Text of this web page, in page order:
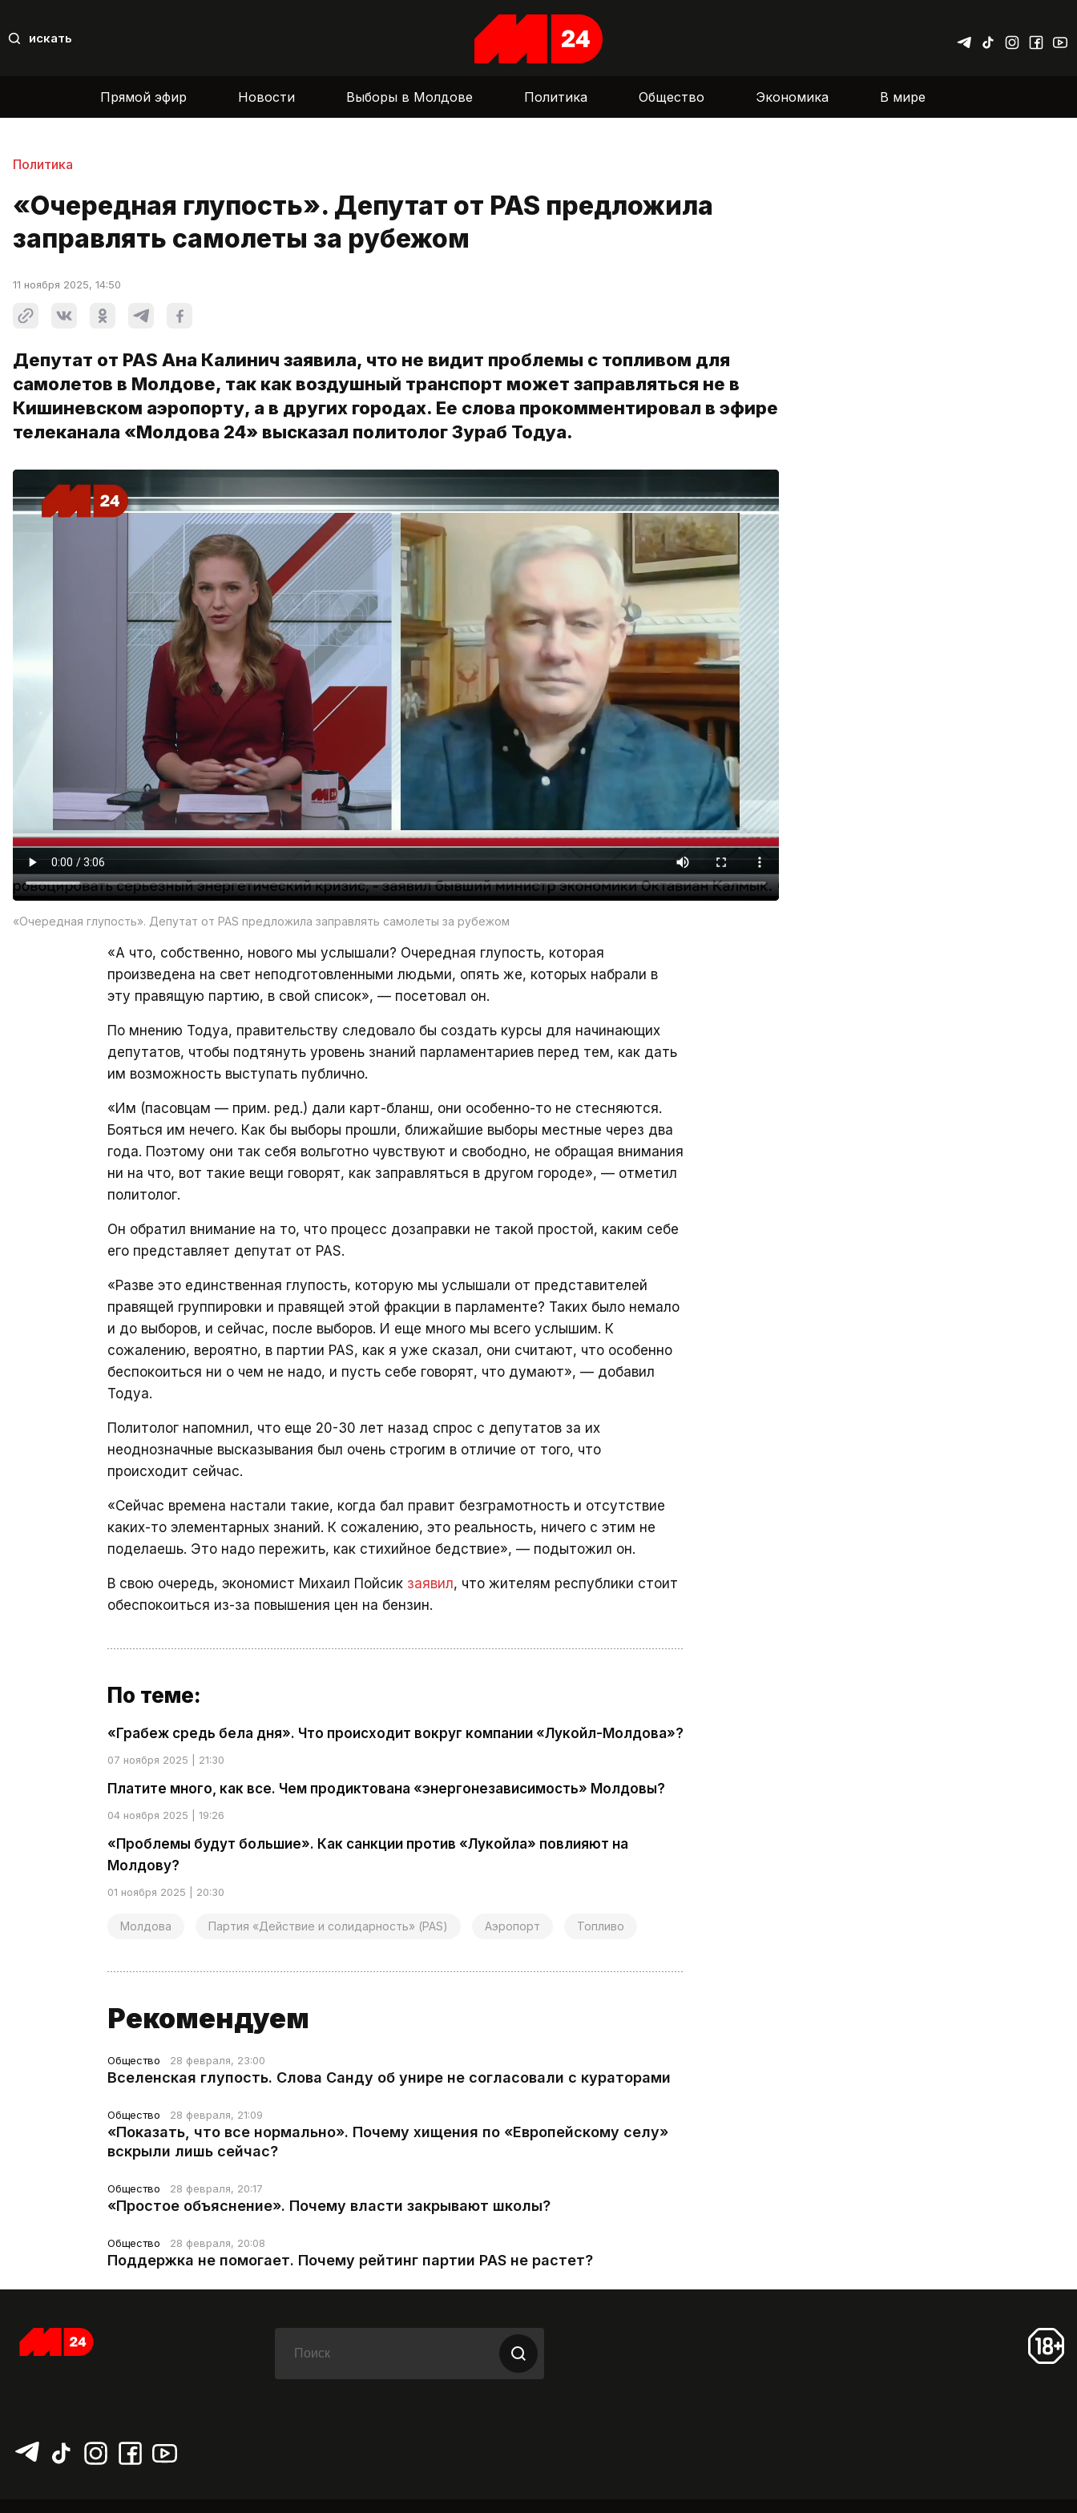
искать
Прямой эфир Новости Выборы в Молдове Политика Общество Экономика В мире
Политика
«Очередная глупость». Депутат от PAS предложила
заправлять самолеты за рубежом
11 ноября 2025, 14:50
Депутат от PAS Ана Калинич заявила, что не видит проблемы с топливом для
самолетов в Молдове, так как воздушный транспорт может заправляться не в
Кишиневском аэропорту, а в других городах. Ее слова прокомментировал в эфире
телеканала «Молдова 24» высказал политолог Зураб Тодуа.
«Очередная глупость». Депутат от PAS предложила заправлять самолеты за рубежом
«А что, собственно, нового мы услышали? Очередная глупость, которая
произведена на свет неподготовленными людьми, опять же, которых набрали в
эту правящую партию, в свой список», — посетовал он.
По мнению Тодуа, правительству следовало бы создать курсы для начинающих
депутатов, чтобы подтянуть уровень знаний парламентариев перед тем, как дать
им возможность выступать публично.
«Им (пасовцам — прим. ред.) дали карт-бланш, они особенно-то не стесняются.
Бояться им нечего. Как бы выборы прошли, ближайшие выборы местные через два
года. Поэтому они так себя вольготно чувствуют и свободно, не обращая внимания
ни на что, вот такие вещи говорят, как заправляться в другом городе», — отметил
политолог.
Он обратил внимание на то, что процесс дозаправки не такой простой, каким себе
его представляет депутат от PAS.
«Разве это единственная глупость, которую мы услышали от представителей
правящей группировки и правящей этой фракции в парламенте? Таких было немало
и до выборов, и сейчас, после выборов. И еще много мы всего услышим. К
сожалению, вероятно, в партии PAS, как я уже сказал, они считают, что особенно
беспокоиться ни о чем не надо, и пусть себе говорят, что думают», — добавил
Тодуа.
Политолог напомнил, что еще 20-30 лет назад спрос с депутатов за их
неоднозначные высказывания был очень строгим в отличие от того, что
происходит сейчас.
«Сейчас времена настали такие, когда бал правит безграмотность и отсутствие
каких-то элементарных знаний. К сожалению, это реальность, ничего с этим не
поделаешь. Это надо пережить, как стихийное бедствие», — подытожил он.
В свою очередь, экономист Михаил Пойсик заявил, что жителям республики стоит
обеспокоиться из-за повышения цен на бензин.
По теме:
«Грабеж средь бела дня». Что происходит вокруг компании «Лукойл-Молдова»?
07 ноября 2025 | 21:30
Платите много, как все. Чем продиктована «энергонезависимость» Молдовы?
04 ноября 2025 | 19:26
«Проблемы будут большие». Как санкции против «Лукойла» повлияют на
Молдову?
01 ноября 2025 | 20:30
Молдова Партия «Действие и солидарность» (PAS) Аэропорт Топливо
Рекомендуем
Общество 28 февраля, 23:00
Вселенская глупость. Слова Санду об унире не согласовали с кураторами
Общество 28 февраля, 21:09
«Показать, что все нормально». Почему хищения по «Европейскому селу»
вскрыли лишь сейчас?
Общество 28 февраля, 20:17
«Простое объяснение». Почему власти закрывают школы?
Общество 28 февраля, 20:08
Поддержка не помогает. Почему рейтинг партии PAS не растет?